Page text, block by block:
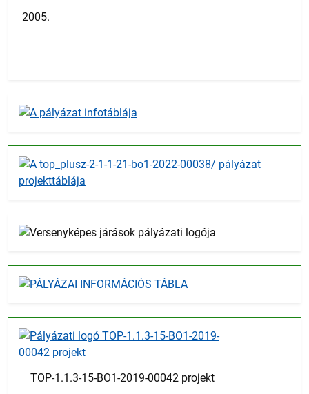
2005.
TOP-1.1.3-15-BO1-2019-00042 projekt